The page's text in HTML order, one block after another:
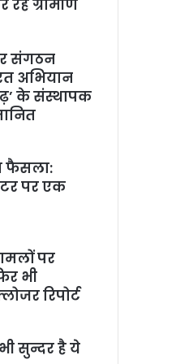
ग्रामीण
संगठन
अभियान
के संस्थापक
फैसला:
पर एक
पर
भी
रिपोर्ट
सुन्दर है ये